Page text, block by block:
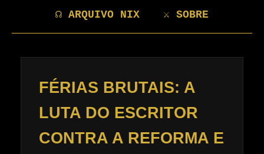
☊ ARQUIVO NIX ⚔ SOBRE
FÉRIAS BRUTAIS: A
LUTA DO ESCRITOR
CONTRA A REFORMA E